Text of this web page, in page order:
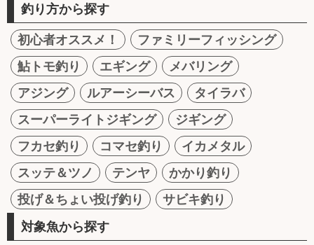
釣り方から探す
初心者オススメ！
ファミリーフィッシング
鮎トモ釣り
エギング
メバリング
アジング
ルアーシーバス
タイラバ
スーパーライトジギング
ジギング
フカセ釣り
コマセ釣り
イカメタル
スッテ＆ツノ
テンヤ
かかり釣り
投げ＆ちょい投げ釣り
サビキ釣り
対象魚から探す